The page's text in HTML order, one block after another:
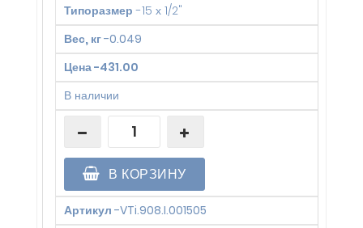
Типоразмер -15 х 1/2"
Вес, кг-0.049
Цена-431.00
В наличии
В КОРЗИНУ
Артикул -VTi.908.I.001505